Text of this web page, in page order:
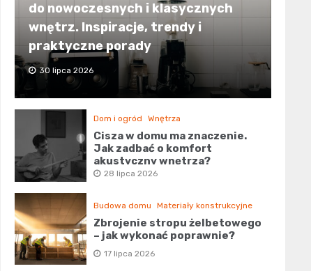
do nowoczesnych i klasycznych
wnętrz. Inspiracje, trendy i
praktyczne porady
30 lipca 2026
Dom i ogród Wnętrza
Cisza w domu ma znaczenie.
Jak zadbać o komfort
akustyczny wnętrza?
28 lipca 2026
Budowa domu Materiały konstrukcyjne
Zbrojenie stropu żelbetowego
– jak wykonać poprawnie?
17 lipca 2026